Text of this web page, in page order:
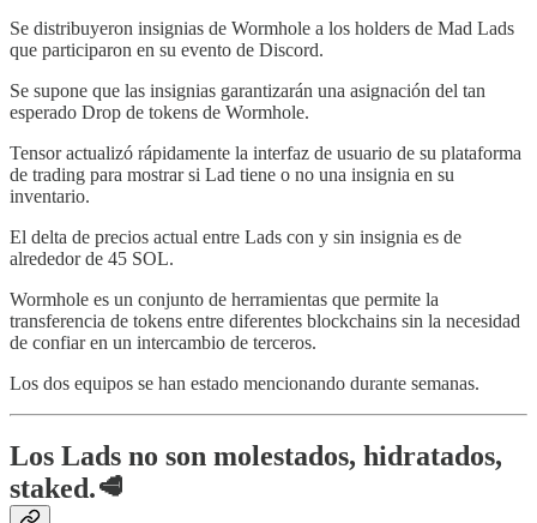
Se distribuyeron insignias de Wormhole a los holders de Mad Lads
que participaron en su evento de Discord.
Se supone que las insignias garantizarán una asignación del tan
esperado Drop de tokens de Wormhole.
Tensor actualizó rápidamente la interfaz de usuario de su plataforma
de trading para mostrar si Lad tiene o no una insignia en su
inventario.
El delta de precios actual entre Lads con y sin insignia es de
alrededor de 45 SOL.
Wormhole es un conjunto de herramientas que permite la
transferencia de tokens entre diferentes blockchains sin la necesidad
de confiar en un intercambio de terceros.
Los dos equipos se han estado mencionando durante semanas.
Los Lads no son molestados, hidratados,
staked.🥩